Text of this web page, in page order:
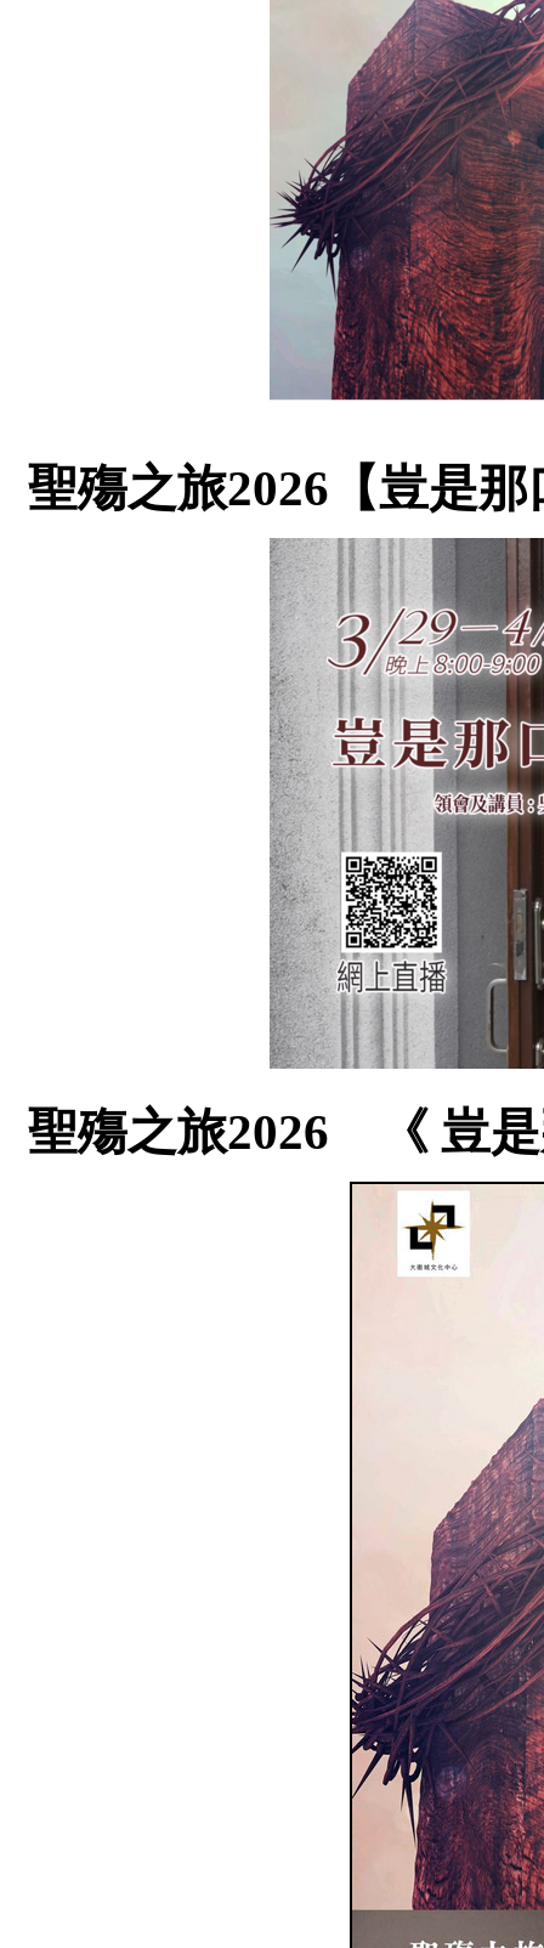
聖殤之旅2026【豈是那
聖殤之旅2026 《 豈